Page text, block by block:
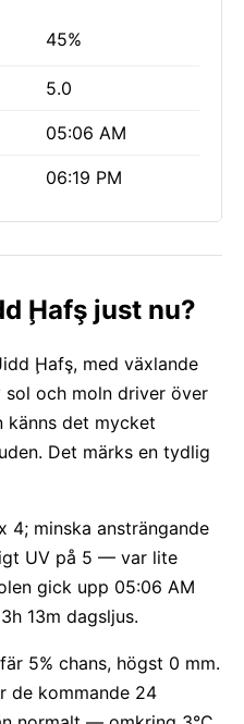
45%
5.0
05:06 AM
06:19 PM
Ḩafş just nu?
Ḩafş, med växlande
sol och moln driver över
känns det mycket
Det märks en tydlig
minska ansträngande
UV på 5 — var lite
gick upp 05:06 AM
13m dagsljus.
5% chans, högst 0 mm.
de kommande 24